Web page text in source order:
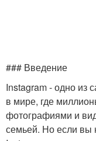
### Введение
Instagram - одно из
в мире, где
фотографиями и
семьей. Но если вы